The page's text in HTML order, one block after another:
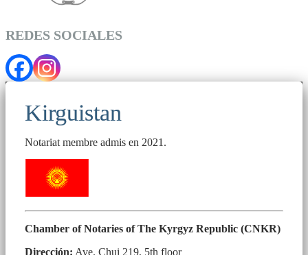
REDES SOCIALES
Kirguistan
Notariat membre admis en 2021.
Chamber of Notaries of The Kyrgyz Republic (CNKR)
Dirección: Ave. Chui 219, 5th floor